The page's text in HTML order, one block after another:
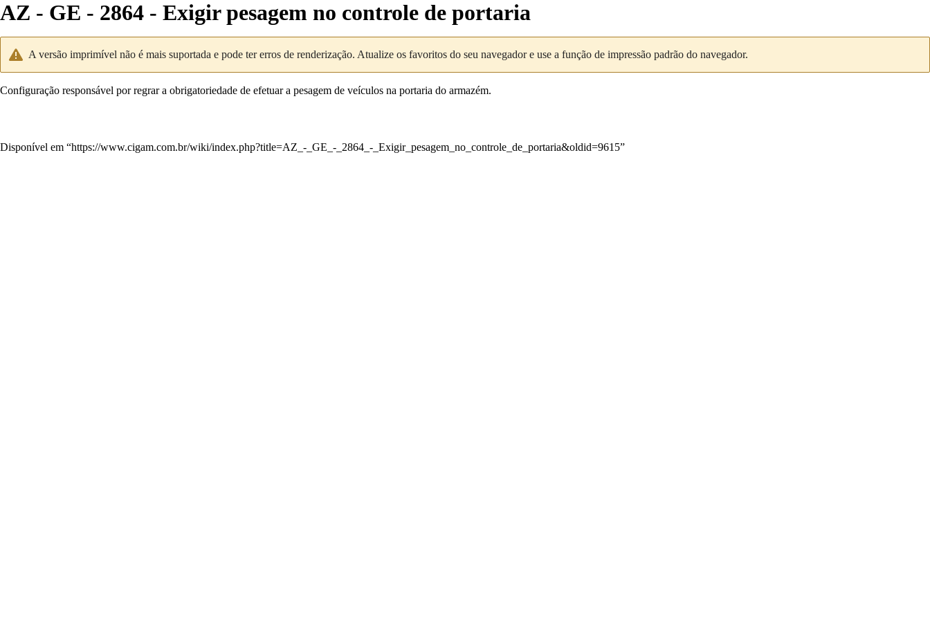
AZ - GE - 2864 - Exigir pesagem no controle de portaria
A versão imprimível não é mais suportada e pode ter erros de renderização. Atualize os favoritos do seu navegador e use a função de impressão padrão do navegador.
Configuração responsável por regrar a obrigatoriedade de efetuar a pesagem de veículos na portaria do armazém.
Disponível em “https://www.cigam.com.br/wiki/index.php?title=AZ_-_GE_-_2864_-_Exigir_pesagem_no_controle_de_portaria&oldid=9615”